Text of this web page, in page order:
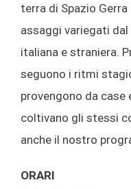
terra di Spazio
assaggi variegati
italiana e straniera.
seguono i ritmi
provengono da
coltivano gli stessi
anche il nostro
ORARI